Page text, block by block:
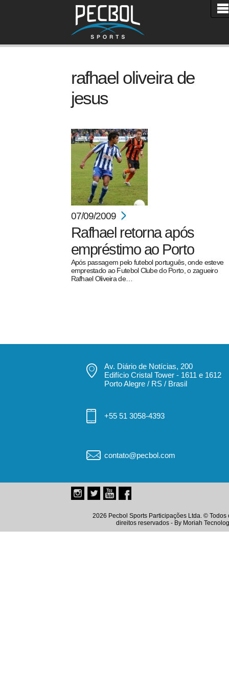
rafhael oliveira de
jesus
07/09/2009
Rafhael retorna após
empréstimo ao Porto
Após passagem pelo futebol português, onde esteve
emprestado ao Futebol Clube do Porto, o zagueiro
Rafhael Oliveira de…
Av. Diário de Notícias, 200
Edifício Cristal Tower - 1611 e 1612
Porto Alegre / RS / Brasil
+55 51 3058-4393
contato@pecbol.com
2026 Pecbol Sports Participações Ltda. © Todos
direitos reservados - By Moriah